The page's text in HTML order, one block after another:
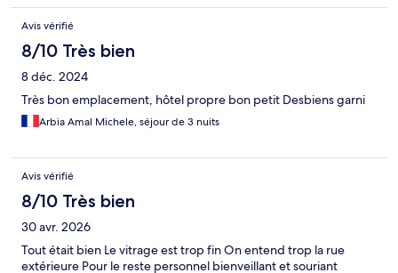
Avis vérifié
8/10 Très bien
8 déc. 2024
Très bon emplacement, hôtel propre bon petit Desbiens garni
Arbia Amal Michele, séjour de 3 nuits
Avis vérifié
8/10 Très bien
30 avr. 2026
Tout était bien Le vitrage est trop fin On entend trop la rue
extérieure Pour le reste personnel bienveillant et souriant